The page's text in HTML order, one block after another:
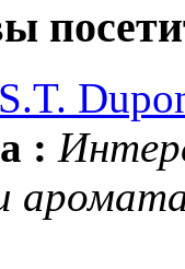
S.T.
: